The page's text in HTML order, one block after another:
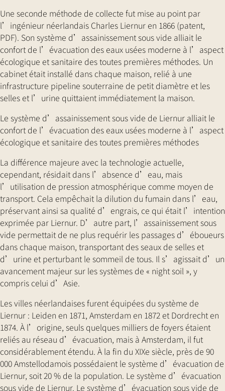
Une seconde méthode de collecte fut mise au point par
l’ingénieur néerlandais Charles Liernur en 1866 (patent,
PDF). Son système d’assainissement sous vide alliait le
confort de l’évacuation des eaux usées moderne à l’aspect
écologique et sanitaire des toutes premières méthodes. Un
cabinet était installé dans chaque maison, relié à une
infrastructure pipeline souterraine de petit diamètre et les
selles et l’urine quittaient immédiatement la maison.
Le système d’assainissement sous vide de Liernur alliait le
confort de l’évacuation des eaux usées moderne à l’aspect
écologique et sanitaire des toutes premières méthodes
La différence majeure avec la technologie actuelle,
cependant, résidait dans l’absence d’eau, mais
l’utilisation de pression atmosphérique comme moyen de
transport. Cela empêchait la dilution du fumain dans l’eau,
préservant ainsi sa qualité d’engrais, ce qui était l’intention
exprimée par Liernur. D’autre part, l’assainissement sous
vide permettait de ne plus requérir les passages d’éboueurs
dans chaque maison, transportant des seaux de selles et
d’urine et perturbant le sommeil de tous. Il s’agissait d’un
avancement majeur sur les systèmes de « night soil », y
compris celui d’Asie.
Les villes néerlandaises furent équipées du système de
Liernur : Leiden en 1871, Amsterdam en 1872 et Dordrecht en
1874. À l’origine, seuls quelques milliers de foyers étaient
reliés au réseau d’évacuation, mais à Amsterdam, il fut
considérablement étendu. À la fin du XIXe siècle, près de 90
000 Amstellodamois possédaient le système d’évacuation de
Liernur, soit 20 % de la population. Le système d’évacuation
sous vide de Liernur. Le système d’évacuation sous vide de